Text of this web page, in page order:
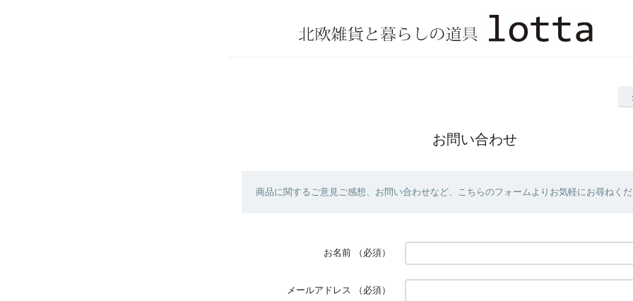
お問い合わせ
商品に関するご意見ご感想、お問い合わせなど、こちらのフォームよりお気軽にお尋ねくだ
お名前 （必須）
メールアドレス （必須）